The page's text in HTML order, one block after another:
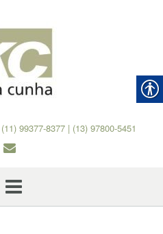
99377-8377 | (13) 97800-5451